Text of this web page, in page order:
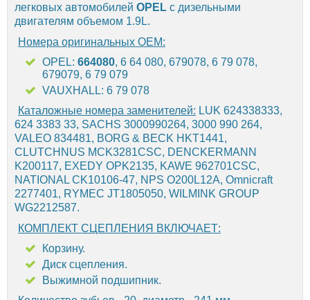
легковых автомобилей OPEL с дизельными
двигателям объемом 1.9L.
Номера оригинальных OEM:
OPEL: 664080, 6 64 080, 679078, 6 79 078,
679079, 6 79 079
VAUXHALL: 6 79 078
Каталожные номера заменителей: LUK 624338333,
624 3383 33, SACHS 3000990264, 3000 990 264,
VALEO 834481, BORG & BECK HKT1441,
CLUTCHNUS MCK3281CSC, DENCKERMANN
K200117, EXEDY OPK2135, KAWE 962701CSC,
NATIONAL CK10106-47, NPS O200L12A, Omnicraft
2277401, RYMEC JT1805050, WILMINK GROUP
WG2212587.
КОМПЛЕКТ СЦЕПЛЕНИЯ ВКЛЮЧАЕТ:
Корзину.
Диск сцепления.
Выжимной подшипник.